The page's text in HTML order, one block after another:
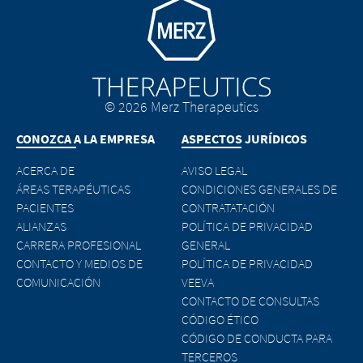
© 2026 Merz Therapeutics
CONOZCA A LA EMPRESA
ACERCA DE
ÁREAS TERAPÉUTICAS
PACIENTES
ALIANZAS
CARRERA PROFESIONAL
CONTACTO Y MEDIOS DE
COMUNICACIÓN
ASPECTOS JURÍDICOS
AVISO LEGAL
CONDICIONES GENERALES DE
CONTRATATACIÓN
POLÍTICA DE PRIVACIDAD
GENERAL
POLÍTICA DE PRIVACIDAD
VEEVA
CONTACTO DE CONSULTAS
CÓDIGO ÉTICO
CÓDIGO DE CONDUCTA PARA
TERCEROS
CONTINUE TO